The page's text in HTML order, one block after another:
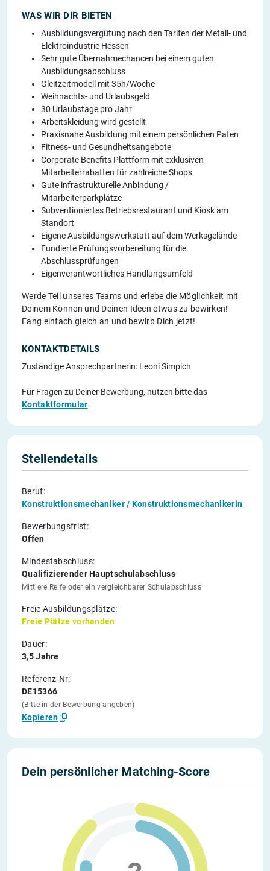
WAS WIR DIR BIETEN
Ausbildungsvergütung nach den Tarifen der Metall- und
Elektroindustrie Hessen
Sehr gute Übernahmechancen bei einem guten
Ausbildungsabschluss
Gleitzeitmodell mit 35h/Woche
Weihnachts- und Urlaubsgeld
30 Urlaubstage pro Jahr
Arbeitskleidung wird gestellt
Praxisnahe Ausbildung mit einem persönlichen Paten
Fitness- und Gesundheitsangebote
Corporate Benefits Plattform mit exklusiven
Mitarbeiterrabatten für zahlreiche Shops
Gute infrastrukturelle Anbindung /
Mitarbeiterparkplätze
Subventioniertes Betriebsrestaurant und Kiosk am
Standort
Eigene Ausbildungswerkstatt auf dem Werksgelände
Fundierte Prüfungsvorbereitung für die
Abschlussprüfungen
Eigenverantwortliches Handlungsumfeld
Werde Teil unseres Teams und erlebe die Möglichkeit mit
Deinem Können und Deinen Ideen etwas zu bewirken!
Fang einfach gleich an und bewirb Dich jetzt!
KONTAKTDETAILS
Zuständige Ansprechpartnerin: Leoni Simpich
Für Fragen zu Deiner Bewerbung, nutzen bitte das
Kontaktformular.
Stellendetails
Beruf:
Konstruktionsmechaniker / Konstruktionsmechanikerin
Bewerbungsfrist:
Offen
Mindestabschluss:
Qualifizierender Hauptschulabschluss
Mittlere Reife oder ein vergleichbarer Schulabschluss
Freie Ausbildungsplätze:
Freie Plätze vorhanden
Dauer:
3,5 Jahre
Referenz-Nr:
DE15366
(Bitte in der Bewerbung angeben)
Kopieren
Dein persönlicher Matching-Score